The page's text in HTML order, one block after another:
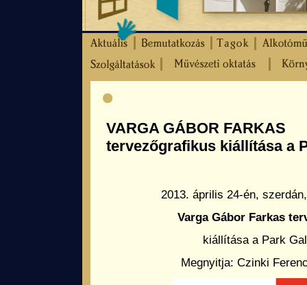
VARGA GÁBOR FARKAS
tervezőgrafikus kiállítása a
2013. április 24-én,
Varga Gábor Farkas
kiállítása a Park
Megnyitja: Czinki